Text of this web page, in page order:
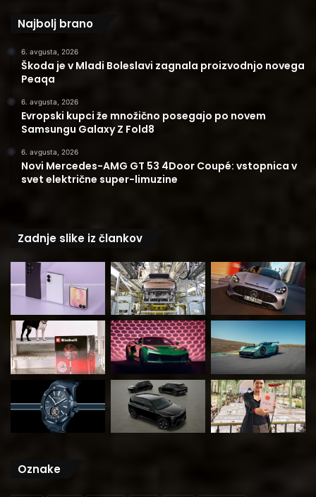
Najbolj brano
6. avgusta, 2026
Škoda je v Mladi Boleslavi zagnala proizvodnjo novega
Peaqa
6. avgusta, 2026
Evropski kupci že množično posegajo po novem
Samsungu Galaxy Z Fold8
6. avgusta, 2026
Novi Mercedes-AMG GT 53 4Door Coupé: vstopnica v
svet električne super-limuzine
Zadnje slike iz člankov
Oznake